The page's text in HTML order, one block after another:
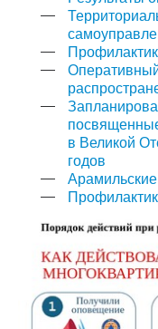
в Великой
годов